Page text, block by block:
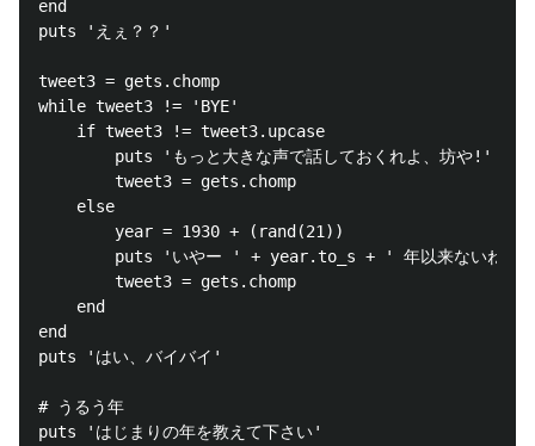
end
puts 'えぇ？？'
tweet3 = gets.chomp
while tweet3 != 'BYE'
end
puts 'はい、バイバイ'
# うるう年
puts 'はじまりの年を教えて下さい'